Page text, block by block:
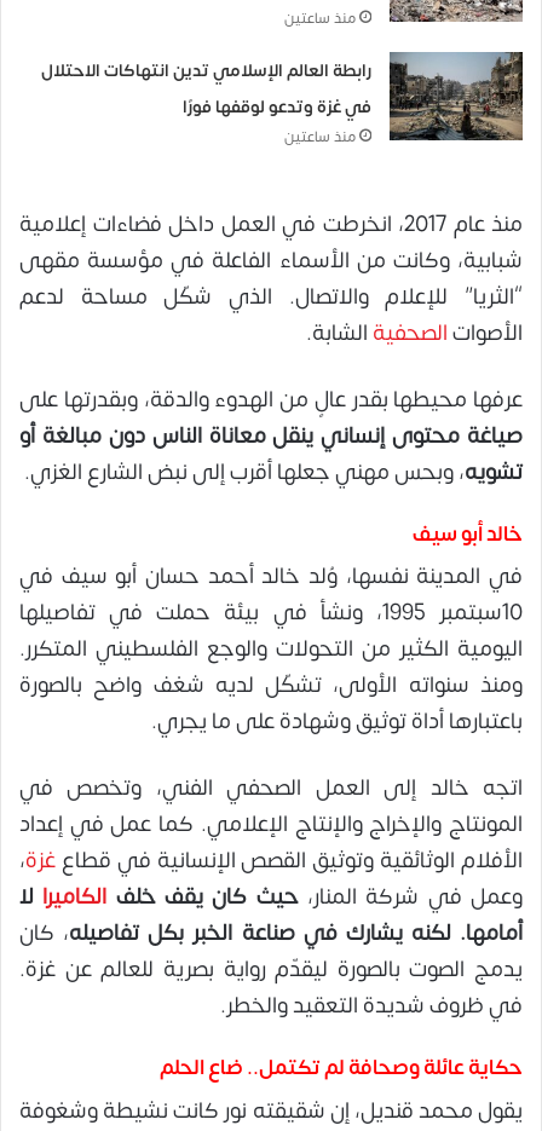
منذ ساعتين
رابطة العالم الإسلامي تدين انتهاكات الاحتلال
في غزة وتدعو لوقفها فورًا
منذ ساعتين
منذ عام 2017، انخرطت في العمل داخل فضاءات إعلامية
شبابية، وكانت من الأسماء الفاعلة في مؤسسة مقهى
“الثريا” للإعلام والاتصال. الذي شكّل مساحة لدعم
الأصواتالصحفية الشابة.
عرفها محيطها بقدر عالٍ من الهدوء والدقة، وبقدرتها على
صياغة محتوى إنساني ينقل معاناة الناس دون مبالغة أو
تشويه، وبحس مهني جعلها أقرب إلى نبض الشارع الغزي.
خالد أبو سيف
في المدينة نفسها، وُلد خالد أحمد حسان أبو سيف في
10سبتمبر 1995، ونشأ في بيئة حملت في تفاصيلها
اليومية الكثير من التحولات والوجع الفلسطيني المتكرر.
ومنذ سنواته الأولى، تشكّل لديه شغف واضح بالصورة
باعتبارها أداة توثيق وشهادة على ما يجري.
اتجه خالد إلى العمل الصحفي الفني، وتخصص في
المونتاج والإخراج والإنتاج الإعلامي. كما عمل في إعداد
الأفلام الوثائقية وتوثيق القصص الإنسانية في قطاع غزة،
وعمل في شركة المنار،حيث كان يقف خلف الكاميرا لا
أمامها. لكنه يشارك في صناعة الخبر بكل تفاصيله، كان
يدمج الصوت بالصورة ليقدّم رواية بصرية للعالم عن غزة.
في ظروف شديدة التعقيد والخطر.
حكاية عائلة وصحافة لم تكتمل.. ضاع الحلم
يقول محمد قنديل، إن شقيقته نور كانت نشيطة وشغوفة